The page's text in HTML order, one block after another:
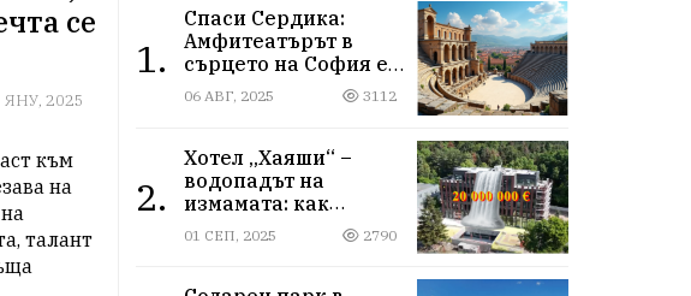
се
ЯНУ, 2025
към
на
талант
1.
Спаси Сердика:
Амфитеатърът в
сърцето на София е
на ръба да изчезне
06 АВГ, 2025 3112
2.
Хотел „Хаяши“ –
водопадът на
измамата: как
държавна заплата
ражда империя за
01 СЕП, 2025 2790